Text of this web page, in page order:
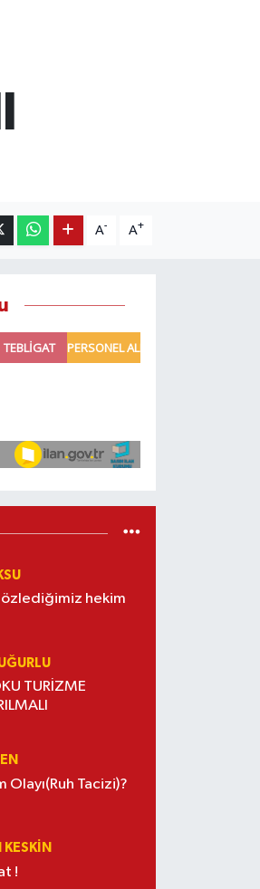
A- A+
özlediğimiz hekim
TURİZME
Olayı(Ruh Tacizi)?
!